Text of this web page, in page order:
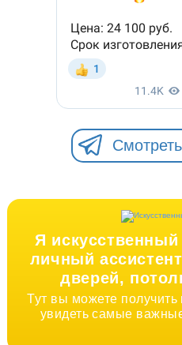
Я искусственный
личный
дверей,
Тут вы можете
увидеть самые